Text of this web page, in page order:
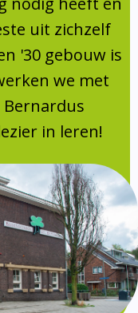
uit zichzelf
'30 gebouw is
we met
Bernardus
in leren!